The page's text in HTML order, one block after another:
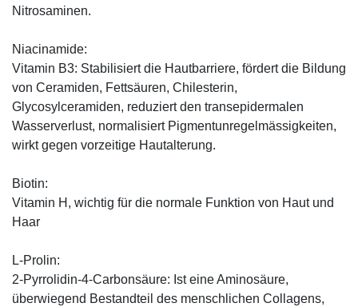
Nitrosaminen.
Niacinamide:
Vitamin B3: Stabilisiert die Hautbarriere, fördert die Bildung
von Ceramiden, Fettsäuren, Chilesterin,
Glycosylceramiden, reduziert den transepidermalen
Wasserverlust, normalisiert Pigmentunregelmässigkeiten,
wirkt gegen vorzeitige Hautalterung.
Biotin:
Vitamin H, wichtig für die normale Funktion von Haut und
Haar
L-Prolin:
2-Pyrrolidin-4-Carbonsäure: Ist eine Aminosäure,
überwiegend Bestandteil des menschlichen Collagens,